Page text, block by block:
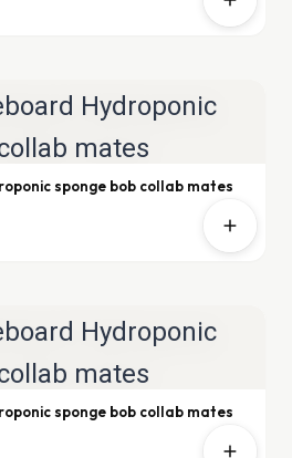
sponge bob collab mates
sponge bob collab mates